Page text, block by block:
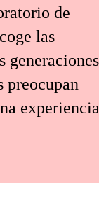
de
las
generaciones
preocupan
experiencia